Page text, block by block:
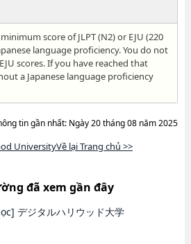
score of JLPT (N2) or EJU (220
language proficiency. You do not
scores. If you have reached that
a Japanese language proficiency
tin gần nhất: Ngày 20 tháng 08 năm 2025
UniversityVề lại Trang chủ >>
đã xem gần đây
デジタルハリウッド大学